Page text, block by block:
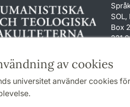
av cookies
universitet använder cookies
Box
221